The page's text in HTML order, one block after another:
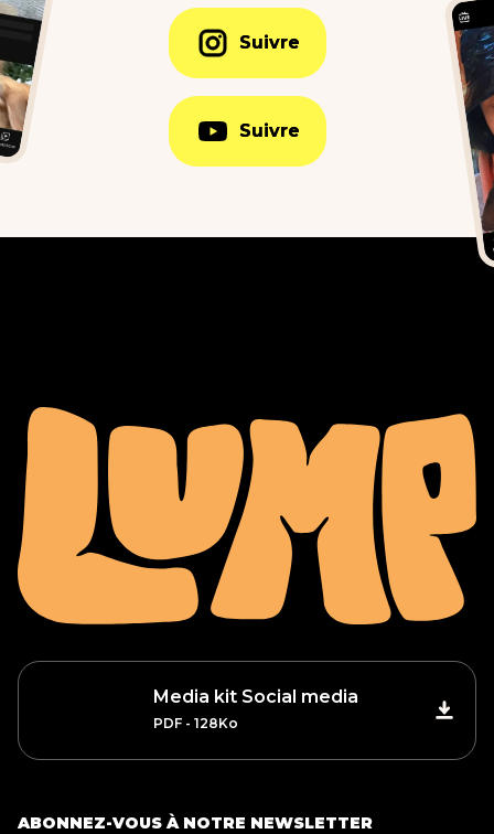
Suivre
Suivre
Suivre
Suivre
Media kit Social media
PDF - 128Ko
ABONNEZ-VOUS À NOTRE NEWSLETTER